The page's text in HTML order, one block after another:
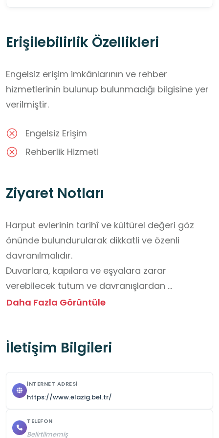
Erişilebilirlik Özellikleri
Engelsiz erişim imkânlarının ve rehber
hizmetlerinin bulunup bulunmadığı bilgisine yer
verilmiştir.
Engelsiz Erişim
Rehberlik Hizmeti
Ziyaret Notları
Harput evlerinin tarihî ve kültürel değeri göz
önünde bulundurularak dikkatli ve özenli
davranılmalıdır.
Duvarlara, kapılara ve eşyalara zarar
verebilecek tutum ve davranışlardan
kaçınılmalıdır.
Dar merdivenler ve taş zeminler nedeniyle
dinlenmeli, sorular uygun zamanda ve nazik bir
Harput evlerinin mimari özellikleri, kullanılan
Daha Fazla Görüntüle
İletişim Bilgileri
İNTERNET ADRESI
https://www.elazig.bel.tr/
TELEFON
Belirtilmemiş